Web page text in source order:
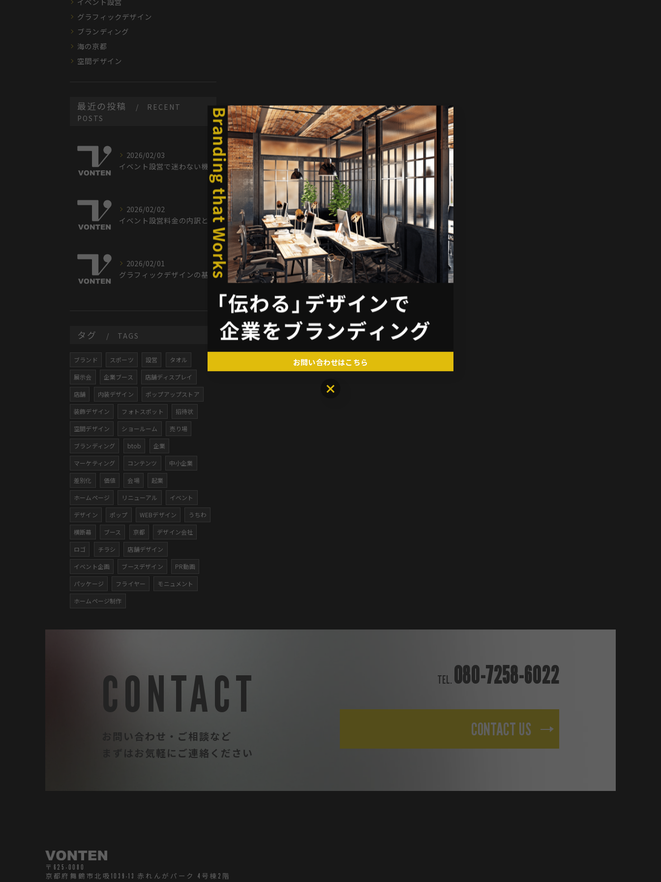
グラフィックデザイン
ブランディング
海の京都
空間デザイン
最近の投稿
RECENT
POSTS
2026/02/03
イベント設営で迷わない機材選びと効率的な手順を徹底解説
2026/02/02
イベント設営料金の内訳と相場を徹底解説し予算最適化に活かす方法
2026/02/01
グラフィックデザインの基礎から仕事や学び方まで徹底解説
タグ TAGS
ブランド スポーツ 設営 タオル
展示会 企業ブース 店舗ディスプレイ
店舗 内装デザイン ポップアップストア
装飾デザイン フォトスポット 招待状
空間デザイン ショールーム 売り場
ブランディング btob 企業
マーケティング コンテンツ 中小企業
差別化 価値 会場 起業
ホームページ リニューアル イベント
デザイン ポップ WEBデザイン うちわ
横断幕 ブース 京都 デザイン会社
ロゴ チラシ 店舗デザイン
イベント企画 ブースデザイン PR動画
パッケージ フライヤー モニュメント
ホームページ制作
お問い合わせ・ご相談など
まずはお気軽にご連絡ください
CONTACT TEL. 080-7258-6022
CONTACT US
〒625-0080
京都府舞鶴市北吸1039-13 赤れんがパーク 4号棟2階
お問い合わせはこちら
お問い合わせはこちら